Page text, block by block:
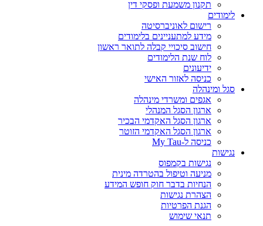
תקנון משמעת ופסקי דין
לימודים
רישום לאוניברסיטה
מידע למתעניינים בלימודים
חישוב סיכויי קבלה לתואר ראשון
לוח שנת הלימודים
ידיעונים
כניסה לאזור האישי
סגל ומינהלה
אגפים ומשרדי מינהלה
ארגון הסגל המנהלי
ארגון הסגל האקדמי הבכיר
ארגון הסגל האקדמי הזוטר
כניסה ל-My Tau
נגישות
נגישות בקמפוס
מניעה וטיפול בהטרדה מינית
הנחיות בדבר חוק חופש המידע
הצהרת נגישות
הגנת הפרטיות
תנאי שימוש